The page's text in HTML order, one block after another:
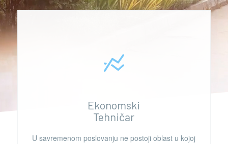
Ekonomski
Tehničar
U savremenom poslovanju ne postoji oblast u kojoj